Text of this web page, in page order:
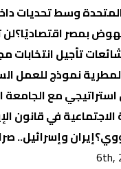
وسط تحديات
بمصر اقتصاديًا؟
تأجيل انتخابات مجلس النواب 2025… ما
نموذج للعمل
مع الجامعة
في قانون
إيران وإسرائيل..